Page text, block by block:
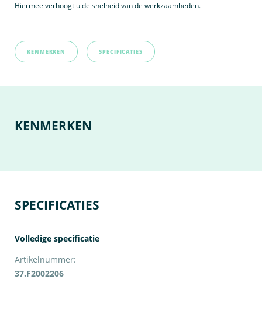
Hiermee verhoogt u de snelheid van de werkzaamheden.
KENMERKEN SPECIFICATIES
KENMERKEN
SPECIFICATIES
Volledige specificatie
Artikelnummer:
37.F2002206